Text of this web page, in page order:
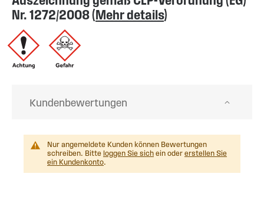
Nr. 1272/2008 (Mehr details)
Kundenbewertungen
Nur angemeldete Kunden können Bewertungen
schreiben. Bitte loggen Sie sich ein oder erstellen Sie
ein Kundenkonto.